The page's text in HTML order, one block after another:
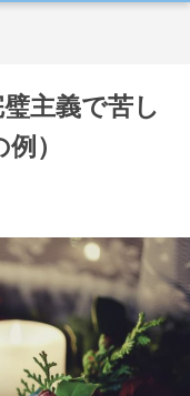
主義で苦し
）